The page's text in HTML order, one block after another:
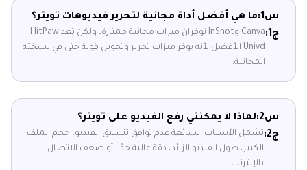
س1:
ما هي أفضل أداة مجانية لتحرير فيديوهات تويتر؟
ج1:
Canva وInShot توفران ميزات مجانية ممتازة، ولكن يُعد HitPaw
Univd الأفضل لأنه يوفر ميزات تحرير وتحويل قوية حتى في نسخته
المجانية.
س2:
لماذا لا يمكنني رفع الفيديو على تويتر؟
ج2:
تشمل الأسباب الشائعة عدم توافق تنسيق الفيديو، حجم الملف
الكبير، طول الفيديو الزائد، دقة عالية جدًا، أو ضعف الاتصال
بالإنترنت.